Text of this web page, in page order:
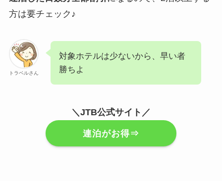
方は要チェック♪
トラベルさん
対象ホテルは少ないから、早い者
勝ちよ
＼JTB公式サイト／
連泊がお得⇒